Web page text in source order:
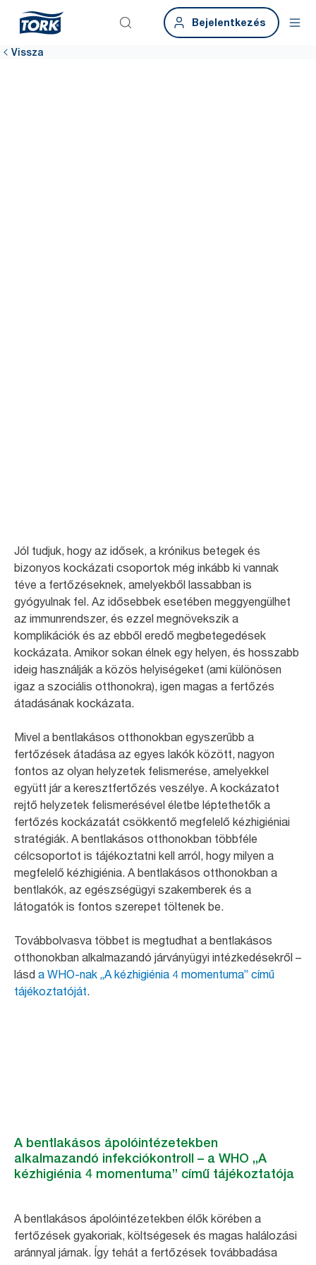
Bejelentkezés
Vissza
Jól tudjuk, hogy az idősek, a krónikus betegek és
bizonyos kockázati csoportok még inkább ki vannak
téve a fertőzéseknek, amelyekből lassabban is
gyógyulnak fel. Az idősebbek esetében meggyengülhet
az immunrendszer, és ezzel megnövekszik a
komplikációk és az ebből eredő megbetegedések
kockázata. Amikor sokan élnek egy helyen, és hosszabb
ideig használják a közös helyiségeket (ami különösen
igaz a szociális otthonokra), igen magas a fertőzés
átadásának kockázata.
Mivel a bentlakásos otthonokban egyszerűbb a
fertőzések átadása az egyes lakók között, nagyon
fontos az olyan helyzetek felismerése, amelyekkel
együtt jár a keresztfertőzés veszélye. A kockázatot
rejtő helyzetek felismerésével életbe léptethetők a
fertőzés kockázatát csökkentő megfelelő kézhigiéniai
stratégiák. A bentlakásos otthonokban többféle
célcsoportot is tájékoztatni kell arról, hogy milyen a
megfelelő kézhigiénia. A bentlakásos otthonokban a
bentlakók, az egészségügyi szakemberek és a
látogatók is fontos szerepet töltenek be.
Továbbolvasva többet is megtudhat a bentlakásos
otthonokban alkalmazandó járványügyi intézkedésekről –
lásd a WHO-nak „A kézhigiénia 4 momentuma” című
tájékoztatóját.
A bentlakásos ápolóintézetekben
alkalmazandó infekciókontroll – a WHO „A
kézhigiénia 4 momentuma” című tájékoztatója
A bentlakásos ápolóintézetekben élők körében a
fertőzések gyakoriak, költségesek és magas halálozási
aránnyal járnak. Így tehát a fertőzések továbbadása